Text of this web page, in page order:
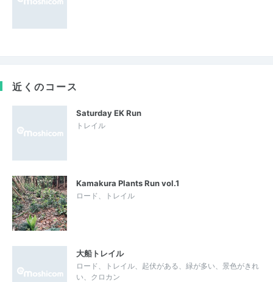
近くのコース
Saturday EK Run
トレイル
Kamakura Plants Run vol.1
ロード、トレイル
大船トレイル
ロード、トレイル、起伏がある、緑が多い、景色がきれ
い、クロカン